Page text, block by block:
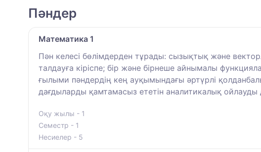
Пәндер
Математика 1
Пән келесі бөлімдерден тұрады: сызықтық және
талдауға кіріспе; бір және бірнеше айнымалы
ғылыми пәндердің кең ауқымындағы әртүрлі
дағдыларды қамтамасыз ететін аналитикалық
Оқу жылы - 1
Семестр - 1
Несиелер - 5